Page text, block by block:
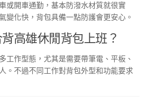
或開車通勤，基本防潑水材質就很實
變化快，背包具備一點防護會更安心。
高雄休閒背包上班？
工作型態，尤其是需要帶筆電、平板、
。不過不同工作對背包外型和功能要求